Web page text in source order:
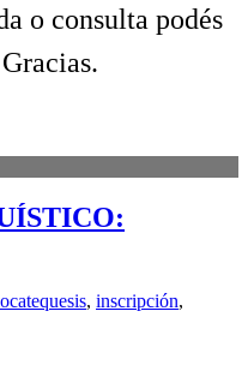
o consulta podés
catequesis, inscripción,